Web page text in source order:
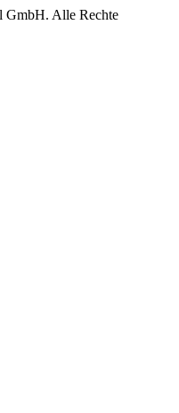
GmbH. Alle Rechte